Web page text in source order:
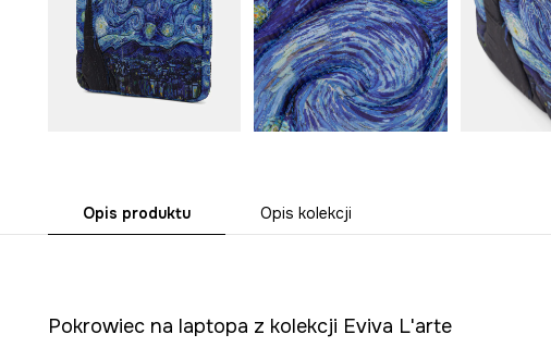
Opis produktu Opis kolekcji
Pokrowiec na laptopa z kolekcji Eviva L'arte